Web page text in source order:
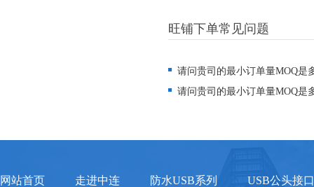
旺铺下单常见问题
请问贵司的最小订单量MOQ是
请问贵司的最小订单量MOQ是
网站首页 走进中连 防水USB系列 USB公头接口